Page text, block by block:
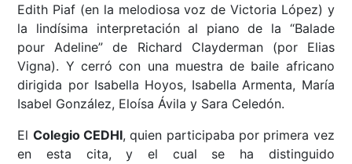
Edith Piaf (en la melodiosa voz de Victoria López) y
la lindísima interpretación al piano de la “Balade
pour Adeline” de Richard Clayderman (por Elias
Vigna). Y cerró con una muestra de baile africano
dirigida por Isabella Hoyos, ⁠Isabella Armenta, ⁠María
Isabel González, Eloísa Ávila y ⁠Sara Celedón.
El Colegio CEDHI, quien participaba por primera vez
en esta cita, y el cual se ha distinguido